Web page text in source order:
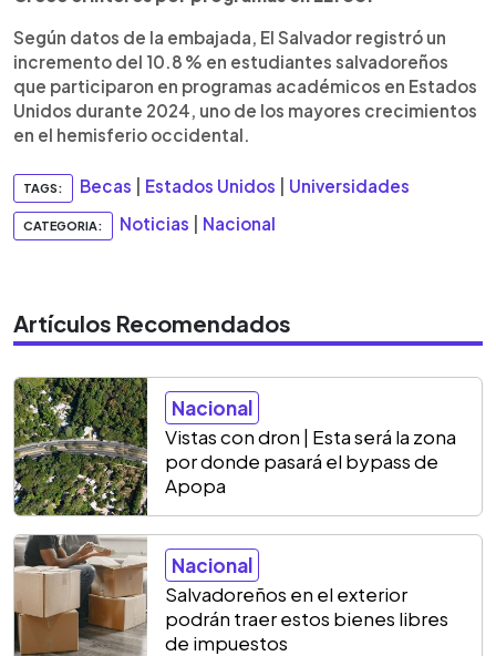
Según datos de la embajada, El Salvador registró un
incremento del 10.8 % en estudiantes salvadoreños
que participaron en programas académicos en Estados
Unidos durante 2024, uno de los mayores crecimientos
en el hemisferio occidental.
TAGS: Becas Estados Unidos Universidades
CATEGORIA: Noticias Nacional
Artículos Recomendados
Nacional
Vistas con dron | Esta será la zona
por donde pasará el bypass de
Apopa
Nacional
Salvadoreños en el exterior
podrán traer estos bienes libres
de impuestos